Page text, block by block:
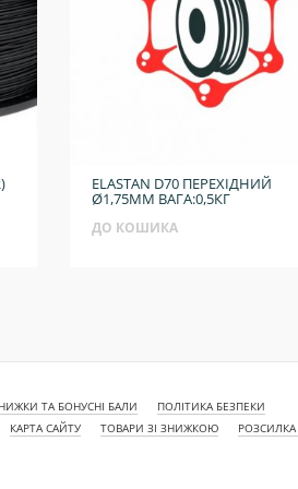
ELASTAN D70 ПЕРЕХІДНИЙ
Ø1,75ММ ВАГА:0,5КГ
ДО КОШИКА
ТА БОНУСНІ БАЛИ
ПОЛІТИКА БЕЗПЕКИ
КАРТА САЙТУ ТОВАРИ ЗІ ЗНИЖКОЮ